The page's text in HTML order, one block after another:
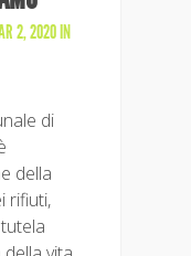
2, 2020 IN
di
della
rifiuti,